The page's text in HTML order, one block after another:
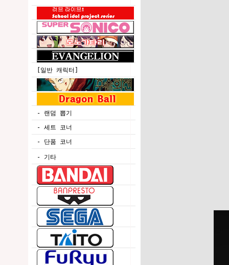
[일반 캐릭터]
- 랜덤 뽑기
- 세트 코너
- 단품 코너
- 기타